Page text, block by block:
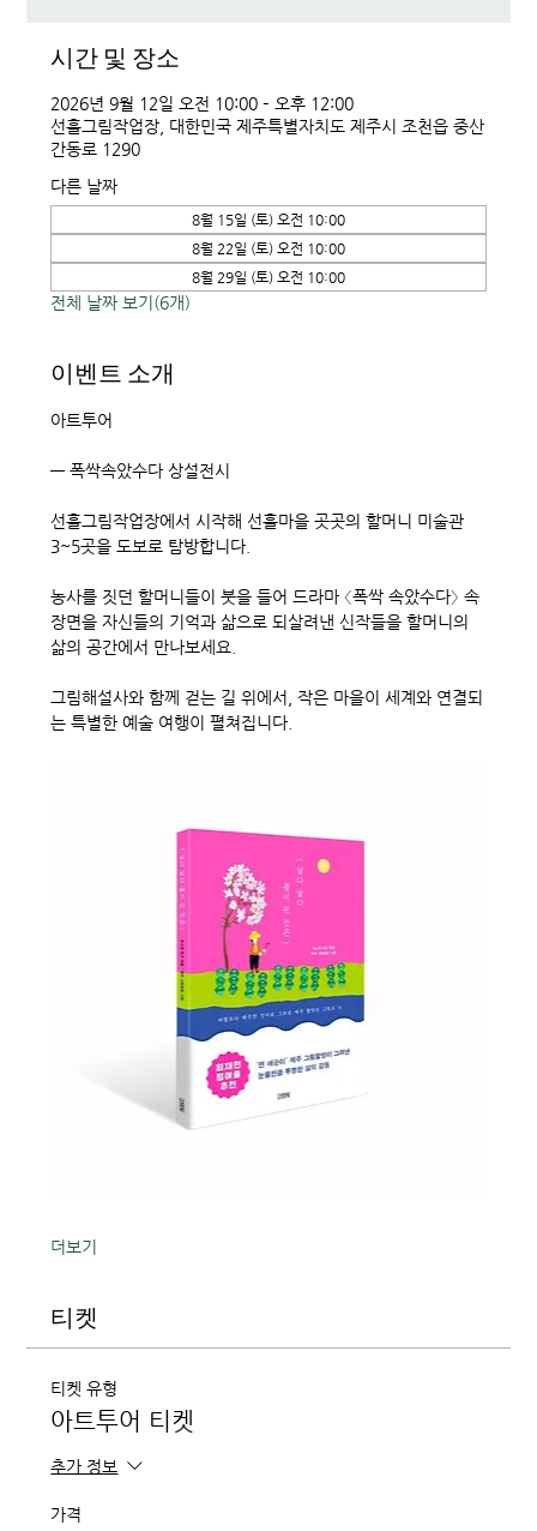
시간 및 장소
2026년 9월 12일 오전 10:00 – 오후 12:00
선흘그림작업장, 대한민국 제주특별자치도 제주시 조천읍 중산
간동로 1290
다른 날짜
8월 15일 (토) 오전 10:00
8월 22일 (토) 오전 10:00
8월 29일 (토) 오전 10:00
전체 날짜 보기(6개)
이벤트 소개
아트투어
― 폭싹속았수다 상설전시
선흘그림작업장에서 시작해 선흘마을 곳곳의 할머니 미술관
3~5곳을 도보로 탐방합니다.
농사를 짓던 할머니들이 붓을 들어 드라마 〈폭싹 속았수다〉 속
장면을 자신들의 기억과 삶으로 되살려낸 신작들을 할머니의
삶의 공간에서 만나보세요.
그림해설사와 함께 걷는 길 위에서, 작은 마을이 세계와 연결되
는 특별한 예술 여행이 펼쳐집니다.
더보기
티켓
티켓 유형
아트투어 티켓
추가 정보
가격